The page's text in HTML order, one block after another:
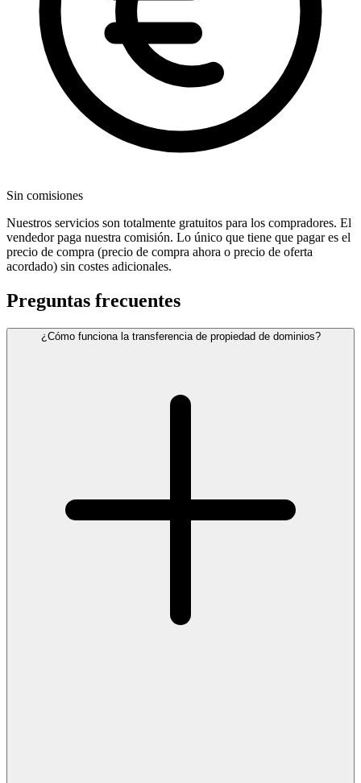
Sin comisiones
Nuestros servicios son totalmente gratuitos para los compradores. El
vendedor paga nuestra comisión. Lo único que tiene que pagar es el
precio de compra (precio de compra ahora o precio de oferta
acordado) sin costes adicionales.
Preguntas frecuentes
¿Cómo funciona la transferencia de propiedad de dominios?